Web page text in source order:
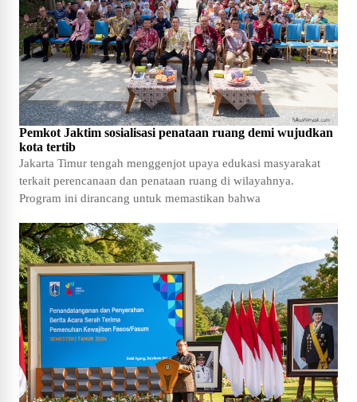
Pemkot Jaktim sosialisasi penataan ruang demi wujudkan
kota tertib
Jakarta Timur tengah menggenjot upaya edukasi masyarakat
terkait perencanaan dan penataan ruang di wilayahnya.
Program ini dirancang untuk memastikan bahwa